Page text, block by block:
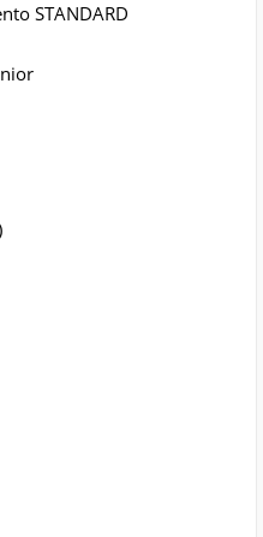
STANDARD